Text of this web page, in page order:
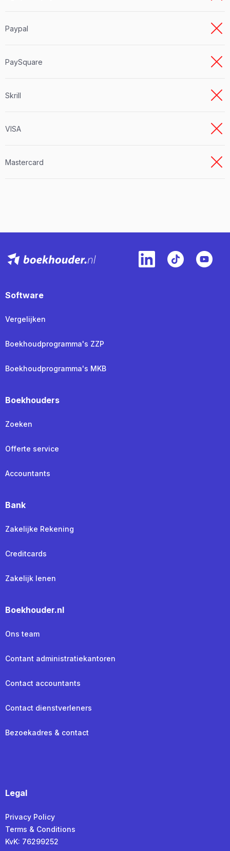
Paypal
PaySquare
Skrill
VISA
Mastercard
Software
Vergelijken
Boekhoudprogramma's ZZP
Boekhoudprogramma's MKB
Boekhouders
Zoeken
Offerte service
Accountants
Bank
Zakelijke Rekening
Creditcards
Zakelijk lenen
Boekhouder.nl
Ons team
Contant administratiekantoren
Contact accountants
Contact dienstverleners
Bezoekadres & contact
Legal
Privacy Policy
Terms & Conditions
KvK: 76299252